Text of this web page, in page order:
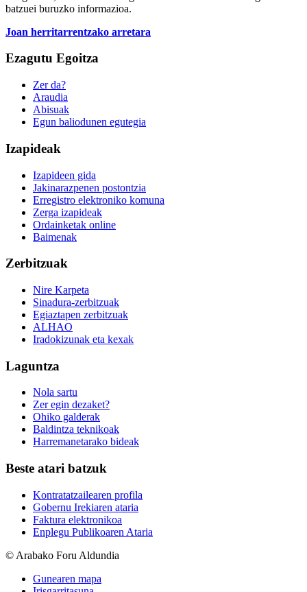
batzuei buruzko informazioa.
Joan herritarrentzako arretara
Ezagutu Egoitza
Zer da?
Araudia
Abisuak
Egun baliodunen egutegia
Izapideak
Izapideen gida
Jakinarazpenen postontzia
Erregistro elektroniko komuna
Zerga izapideak
Ordainketak online
Baimenak
Zerbitzuak
Nire Karpeta
Sinadura-zerbitzuak
Egiaztapen zerbitzuak
ALHAO
Iradokizunak eta kexak
Laguntza
Nola sartu
Zer egin dezaket?
Ohiko galderak
Baldintza teknikoak
Harremanetarako bideak
Beste atari batzuk
Kontratatzailearen profila
Gobernu Irekiaren ataria
Faktura elektronikoa
Enplegu Publikoaren Ataria
© Arabako Foru Aldundia
Gunearen mapa